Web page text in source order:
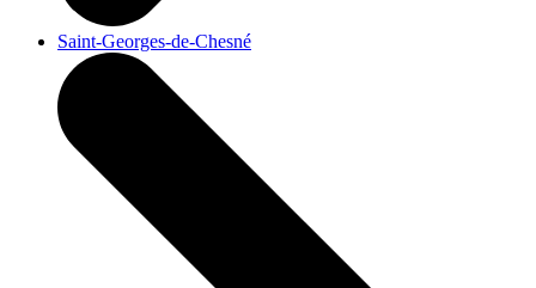
Saint-Georges-de-Chesné